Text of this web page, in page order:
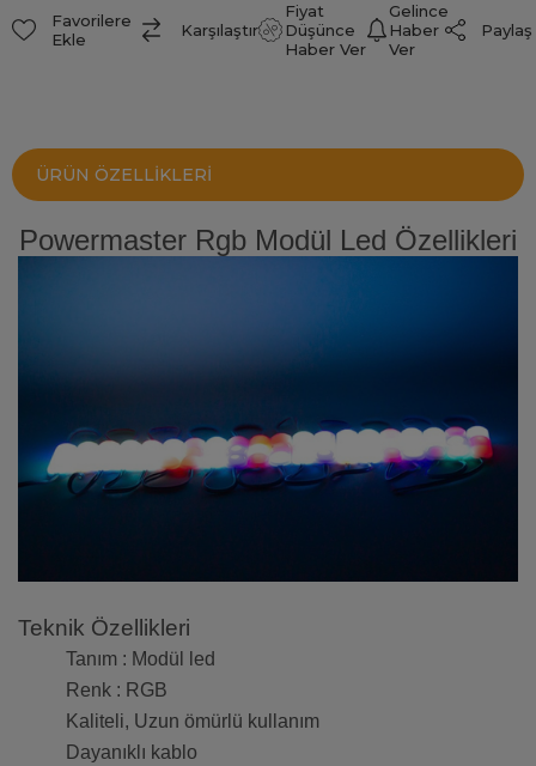
Favorilere
Ekle
Karşılaştır
Fiyat
Düşünce
Haber Ver
Gelince
Haber
Ver
Paylaş
ÜRÜN ÖZELLIKLERI
Powermaster Rgb Modül Led Özellikleri
Teknik Özellikleri
Tanım : Modül led
Renk : RGB
Kaliteli, Uzun ömürlü kullanım
Dayanıklı kablo